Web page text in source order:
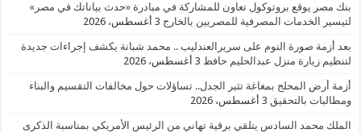
بنك مصر يوقع بروتوكول تعاون للمشاركة في مبادرة «حدث بياناتك في مصر»
لتيسير الخدمات المصرفية للمصريين بالخارج 3 أغسطس، 2026
بعد أزمة صورة النوم على سريرالعندليب .. محمد شبانة يكشف إجراءات جديدة
لتنظيم زيارة منزل عبدالحليم حافظ 3 أغسطس، 2026
أزمة أرض المحلج بمغاغة تثير الجدل.. تساؤلات حول مخالفات التقسيم والبناء
ومطالبات بالتحقيق 3 أغسطس، 2026
الملك محمد السادس يتلقي برقية تهاني من الرئيس الأمريكي بمناسبة الذكرى